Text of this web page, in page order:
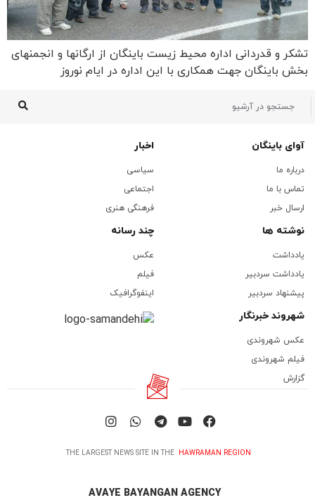
تشکر و قدردانی اداره محیط زیست باینگان از ارگانها و انجمنهای
بخش باینگان جهت همکاری با این اداره در ایام نوروز
آوای باینگان
درباره ما
تماس با ما
ارسال خبر
اخبار
سیاسی
اجتماعی
فرهنگی هنری
نوشته ها
یادداشت
یادداشت سردبیر
پیشنهاد سردبیر
چند رسانه
عکس
فیلم
اینفوگرافیک
شهروند خبرنگار
عکس شهروندی
فیلم شهروندی
گزارش
THE LARGEST NEWS SITE IN THE HAWRAMAN REGION
AVAYE BAYANGAN AGENCY